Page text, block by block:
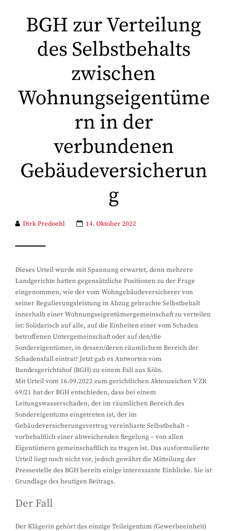
BGH zur Verteilung
des Selbstbehalts
zwischen
Wohnungseigentüme
rn in der
verbundenen
Gebäudeversicherun
g
Dirk Predoehl 14. Oktober 2022
Dieses Urteil wurde mit Spannung erwartet, denn mehrere
Landgerichte hatten gegensätzliche Positionen zu der Frage
eingenommen, wie der vom Wohngebäudeversicherer von
seiner Regulierungsleistung in Abzug gebrachte Selbstbehalt
innerhalb einer Wohnungseigentümergemeinschaft zu verteilen
ist: Solidarisch auf alle, auf die Einheiten einer vom Schaden
betroffenen Untergemeinschaft oder auf den/die
Sondereigentümer, in dessen/deren räumlichem Bereich der
Schadensfall eintrat? Jetzt gab es Antworten vom
Bundesgerichtshof (BGH) zu einem Fall aus Köln.
Mit Urteil vom 16.09.2022 zum gerichtlichen Aktenzeichen V ZR
69/21 hat der BGH entschieden, dass bei einem
Leitungswasserschaden, der im räumlichen Bereich des
Sondereigentums eingetreten ist, der im
Gebäudeversicherungsvertrag vereinbarte Selbstbehalt –
vorbehaltlich einer abweichenden Regelung – von allen
Eigentümern gemeinschaftlich zu tragen ist. Das ausformulierte
Urteil liegt noch nicht vor, jedoch gewährt die Mitteilung der
Pressestelle des BGH bereits einige interessante Einblicke. Sie ist
Grundlage des heutigen Beitrags.
Der Fall
Der Klägerin gehört das einzige Teileigentum (Gewerbeeinheit)